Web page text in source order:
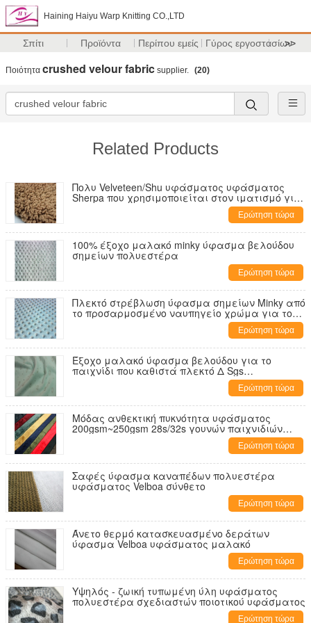
Haining Haiyu Warp Knitting CO.,LTD
Σπίτι Προϊόντα Περίπου εμείς Γύρος εργοστασίων
>>
Ποιότητα crushed velour fabric supplier. (20)
Related Products
Πολυ Velveteen/Shu υφάσματος υφάσματος
Sherpa που χρησιμοποιείται στον ιματισμό για
το κάλυμμα για το καπέλο για τα γάντια για
Ερώτηση τώρα
100% έξοχο μαλακό minky ύφασμα βελούδου
σημείων πολυεστέρα
Ερώτηση τώρα
Πλεκτό στρέβλωση ύφασμα σημείων Minky από
το προσαρμοσμένο ναυπηγείο χρώμα για το
Ερώτηση τώρα
Έξοχο μαλακό ύφασμα βελούδου για το
παιχνίδι που καθιστά πλεκτό Δ Sgs
Ερώτηση τώρα
Μόδας ανθεκτική πυκνότητα υφάσματος
200gsm~250gsm 28s/32s γουνών παιχνιδιών
Ερώτηση τώρα
Σαφές ύφασμα καναπέδων πολυεστέρα
υφάσματος Velboa σύνθετο
Ερώτηση τώρα
Άνετο θερμό κατασκευασμένο δεράτων
ύφασμα Velboa υφάσματος μαλακό
Ερώτηση τώρα
Υψηλός - ζωική τυπωμένη ύλη υφάσματος
πολυεστέρα σχεδιαστών ποιοτικού υφάσματος
Ερώτηση τώρα